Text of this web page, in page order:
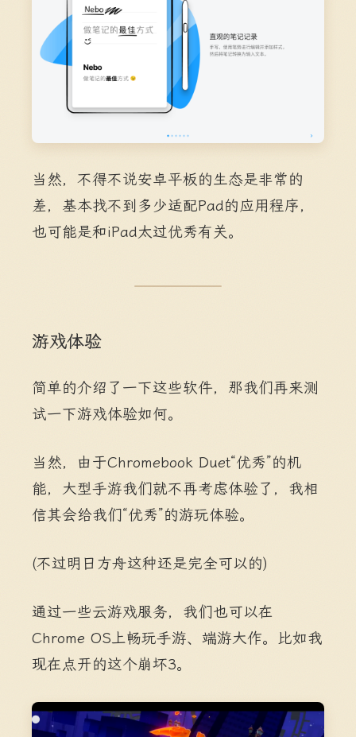
当然，不得不说安卓平板的生态是非常的
差，基本找不到多少适配Pad的应用程序，
也可能是和iPad太过优秀有关。
游戏体验
简单的介绍了一下这些软件，那我们再来测
试一下游戏体验如何。
当然，由于Chromebook Duet“优秀”的机
能，大型手游我们就不再考虑体验了，我相
信其会给我们“优秀”的游玩体验。
(不过明日方舟这种还是完全可以的)
通过一些云游戏服务，我们也可以在
Chrome OS上畅玩手游、端游大作。比如我
现在点开的这个崩坏3。